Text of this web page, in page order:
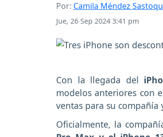
Por: Camila Méndez
Jue, 26 Sep 2024 3:41 pm
Con la llegada del
modelos anteriores con
ventas para su
Oficialmente, la